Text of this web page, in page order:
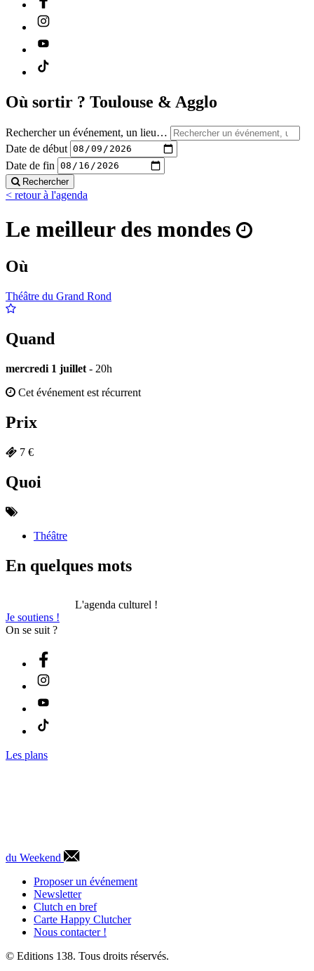
Où sortir ? Toulouse & Agglo
Rechercher un événement, un lieu…
Date de début
Date de fin
Rechercher
< retour à l'agenda
Le meilleur des mondes
Où
Théâtre du Grand Rond
Quand
mercredi 1 juillet - 20h
Cet événement est récurrent
Prix
7 €
Quoi
Théâtre
En quelques mots
L'agenda culturel !
Je soutiens !
On se suit ?
Les plans
du Weekend
Proposer un événement
Newsletter
Clutch en bref
Carte Happy Clutcher
Nous contacter !
© Editions 138. Tous droits réservés.